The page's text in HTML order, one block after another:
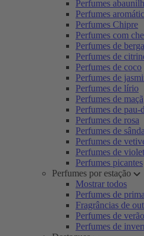
Perfumes
Perfumes
Perfumes Chipre
Perfumes com
Perfumes de
Perfumes de
Perfumes de coco
Perfumes de
Perfumes de lírio
Perfumes de maçã
Perfumes de pau-
Perfumes de rosa
Perfumes de
Perfumes de
Perfumes de
Perfumes picantes
Perfumes por estação
Mostrar todos
Perfumes de
Fragrâncias de
Perfumes de verão
Perfumes de